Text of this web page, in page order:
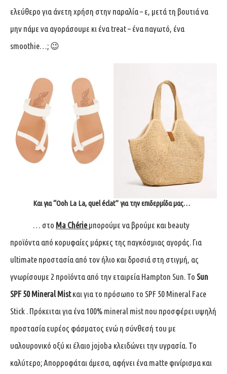
ελεύθερο για άνετη χρήση στην παραλία – ε, μετά τη βουτιά να
μην πάμε να αγοράσουμε κι ένα treat – ένα παγωτό, ένα
smoothie…; 😉
Και για “Ooh La La, quel éclat” για την επιδερμίδα μας…
… στο Ma Chérie μπορούμε να βρούμε και beauty
προϊόντα από κορυφαίες μάρκες της παγκόσμιας αγοράς. Για
ultimate προστασία από τον ήλιο και δροσιά στη στιγμή, ας
γνωρίσουμε 2 προϊόντα από την εταιρεία Hampton Sun. Το Sun
SPF 50 Mineral Mistκαι για το πρόσωπο το SPF 50 Mineral Face
Stick . Πρόκειται για ένα 100% mineral mist που προσφέρει υψηλή
προστασία ευρέος φάσματος ενώ η σύνθεσή του με
υαλουρονικό οξύ κι έλαιο jojoba κλειδώνει την υγρασία. Το
καλύτερο; Απορροφάται άμεσα, αφήνει ένα matte φινίρισμα και